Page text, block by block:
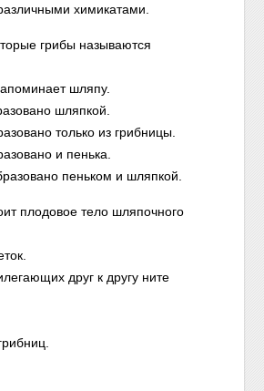
химикатами.
грибы называются
шляпу.
шляпкой.
только из грибницы.
и пенька.
пеньком и шляпкой.
плодовое тело шляпочного
друг к другу ните